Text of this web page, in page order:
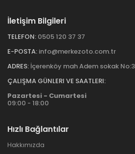
İletişim Bilgileri
TELEFON: 0505 120 37 37
E-POSTA: info@merkezoto.com.tr
ADRES: İçerenköy mah Adem sokak
ÇALIŞMA GÜNLERI VE SAATLERI:
Pazartesi - Cumartesi
09:00 - 18:00
Hızlı Bağlantılar
Hakkımızda